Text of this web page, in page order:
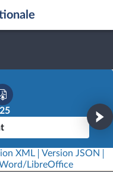
XML
Version JSON
LibreOffice